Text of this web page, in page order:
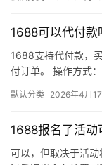
网价格…
1688可以代付款
1688支持代付款，
付订单。 操作方式
默认分类 2026年4月17
1688报名了活动
可以，但取决于活